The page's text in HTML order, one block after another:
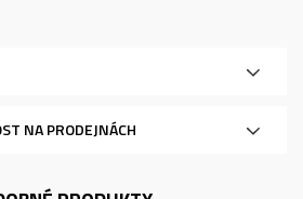
NA PRODEJNÁCH